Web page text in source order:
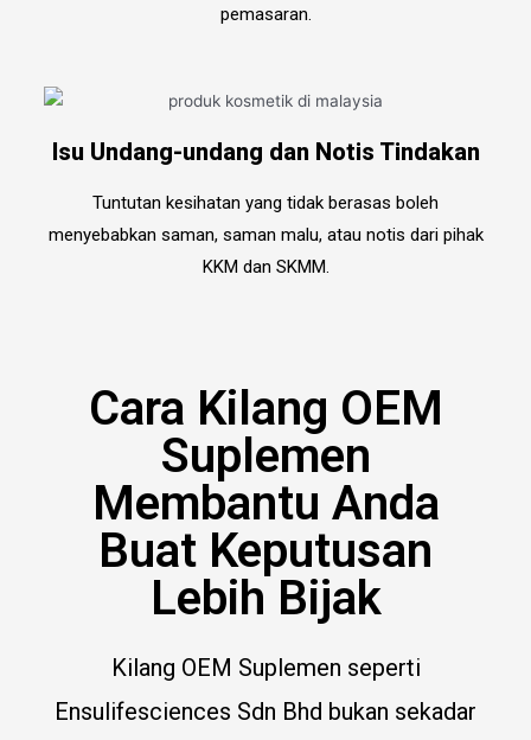
pemasaran.
Isu Undang-undang dan Notis Tindakan
Tuntutan kesihatan yang tidak berasas boleh
menyebabkan saman, saman malu, atau notis dari pihak
KKM dan SKMM.
Cara Kilang OEM
Suplemen
Membantu Anda
Buat Keputusan
Lebih Bijak
Kilang OEM Suplemen seperti
Ensulifesciences Sdn Bhd bukan sekadar